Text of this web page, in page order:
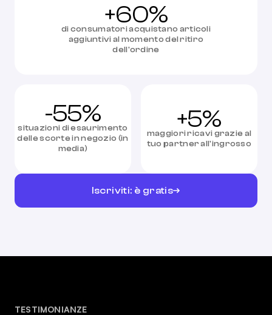
+60%
di consumatori acquistano articoli
aggiuntivi al momento del ritiro
dell'ordine
-55%
situazioni di esaurimento
delle scorte in negozio (in
media)
+5%
maggiori ricavi grazie al
tuo partner all'ingrosso
Iscriviti: è gratis
TESTIMONIANZE